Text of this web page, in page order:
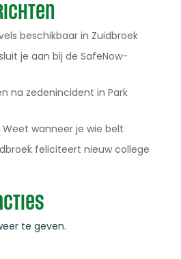
beschikbaar in Zuidbroek
je aan bij de SafeNow-
na zedenincident in Park
wanneer je wie belt
feliciteert nieuw college
te geven.